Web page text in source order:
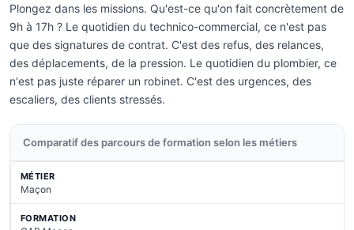
Plongez dans les missions. Qu'est-ce qu'on fait concrètement de
9h à 17h ? Le quotidien du technico-commercial, ce n'est pas
que des signatures de contrat. C'est des refus, des relances,
des déplacements, de la pression. Le quotidien du plombier, ce
n'est pas juste réparer un robinet. C'est des urgences, des
escaliers, des clients stressés.
Comparatif des parcours de formation selon les métiers
Maçon